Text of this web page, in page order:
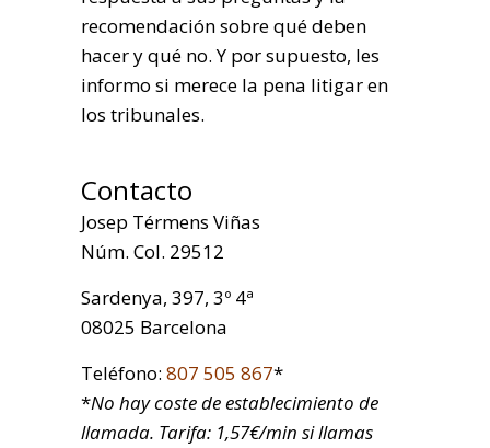
recomendación sobre qué deben
hacer y qué no. Y por supuesto, les
informo si merece la pena litigar en
los tribunales.
Contacto
Josep Térmens Viñas
Núm. Col. 29512
Sardenya, 397, 3º 4ª
08025 Barcelona
Teléfono: 807 505 867*
*No hay coste de establecimiento de
llamada. Tarifa: 1,57€/min si llamas